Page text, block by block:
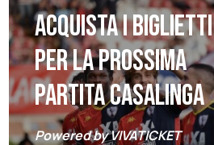
ACQUISTA I BIGLIETTI
PER LA PROSSIMA
PARTITA CASALINGA
Powered by VIVATICKET